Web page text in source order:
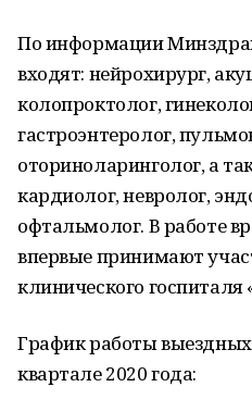
По информации
входят: нейрохирург,
колопроктолог,
гастроэнтеролог,
оториноларинголог, а
кардиолог, невролог,
офтальмолог. В работе
впервые принимают
клинического госпиталя
График работы
квартале 2020 года: